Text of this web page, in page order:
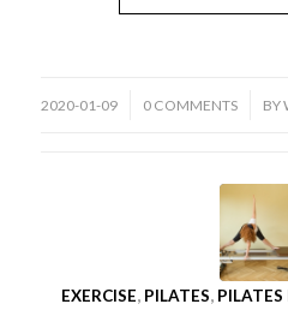
2020-01-09 0 COMMENTS
/ BY
EXERCISE, PILATES,